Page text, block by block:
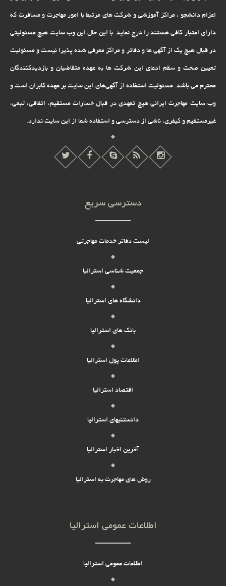
اعزام دانشجو ، مراکز آموزشی و شرکت های مرتبط با امور مهاجرت و مسافرت که
دارای اعتبار کافی هستند را درج نماید. با این حال این وب سایت هیچ مسئولیتی
در قبال هیچ یک از آگهی ها و دفاتر و مراکز معرفی شده پذیرا نیست و مسئولیت
تعیین صحت و سقم ادعای این شرکت ها به عهده متقاضیان و بازدیدکنندگان
محترم می باشد. مسئولیت استفاده از آگهی‌های این سایت بر عهده کابران است و
وب سایت مهاجرت ایرانی هیچ تعهدى در قبال خسارات مستقیم، اتفاقى، تبعى،
غیرمستقیم و کیفرى، ناشى از دسترسى و استفاده شما از این سایت ندارد.
دسترسی سریع
لیست دفاتر خدمات مهاجرتی
جمعیت شناسی استرالیا
دانشگاه های استرالیا
بانک های استرالیا
اطلاعات پول استرالیا
اقتصاد استرالیا
دانستنیهای استرالیا
آخرین اخبار استرالیا
روش های مهاجرت به استرالیا
اطلاعات عمومی استرالیا
اطلاعات عمومی استرالیا